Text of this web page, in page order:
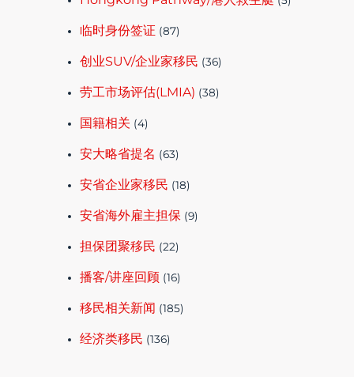
临时身份签证 (87)
创业SUV/企业家移民 (36)
劳工市场评估(LMIA) (38)
国籍相关 (4)
安大略省提名 (63)
安省企业家移民 (18)
安省海外雇主担保 (9)
担保团聚移民 (22)
播客/讲座回顾 (16)
移民相关新闻 (185)
经济类移民 (136)